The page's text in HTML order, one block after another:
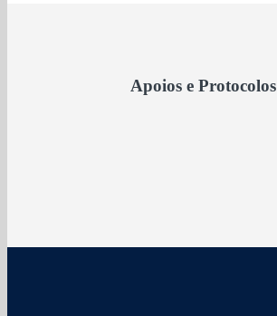
Apoios e Protocolos